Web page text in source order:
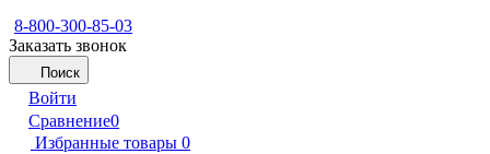
8-800-300-85-03
Заказать звонок
Поиск
Войти
Сравнение0
Избранные товары 0